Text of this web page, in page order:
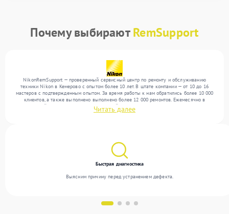
Почему выбираютRemSupport
NikonRemSupport — проверенный сервисный центр по ремонту и обслуживанию
техники Nikon в Кемерово с опытом более 10 лет. В штате компании — от 10 до 16
мастеров с подтвержденным опытом. За время работы к нам обратились более 10 000
клиентов, а также выполнено выполнено более 12 000 ремонтов. Ежемесячно в
сервисный центр поступает от 300 устройств, включая , , . Мы беремся за задачи
любой сложности и поддерживаем высокий стандарт качества благодаря
Читать далее
Быстрая диагностика
Выясним причину перед устранением дефекта.